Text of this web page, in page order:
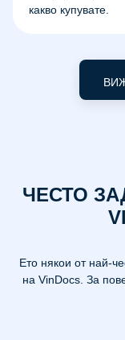
какво купувате.
ЧЕСТО
Ето някои от най-
на VinDocs. За